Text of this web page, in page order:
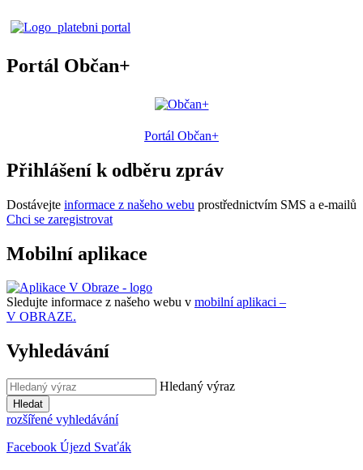
Portál Občan+
Portál Občan+
Přihlášení k odběru zpráv
Dostávejte informace z našeho webu prostřednictvím SMS a e-mailů
Chci se zaregistrovat
Mobilní aplikace
Sledujte informace z našeho webu v mobilní aplikaci –
V OBRAZE.
Vyhledávání
Hledaný výraz
Hledat
rozšířené vyhledávání
Facebook Újezd Svaťák